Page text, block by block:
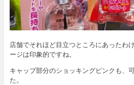
店舗でそれほど目立つところにあったわ
ージは印象的ですね。
キャップ部分のショッキングピンクも、
た。